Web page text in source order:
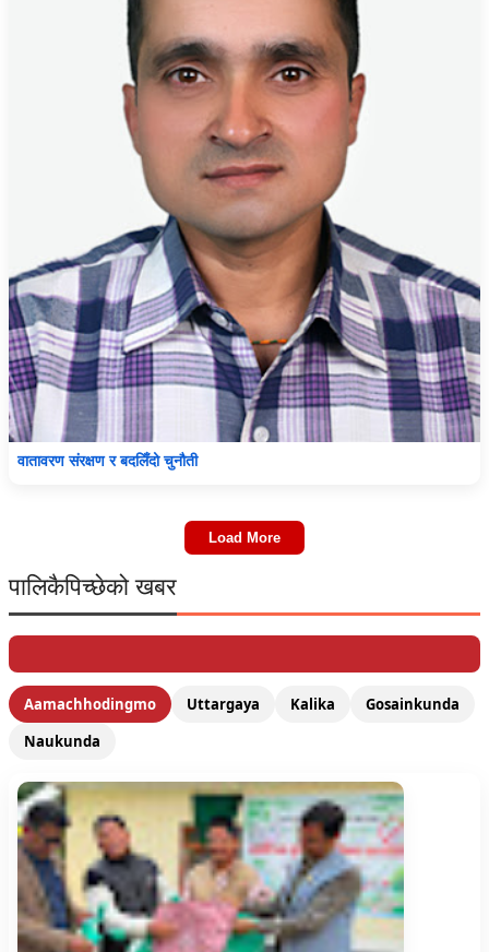
वातावरण संरक्षण र बदलिँदो चुनौती
Load More
पालिकैपिच्छेको खबर
Aamachhodingmo Uttargaya Kalika
Gosainkunda
Naukunda